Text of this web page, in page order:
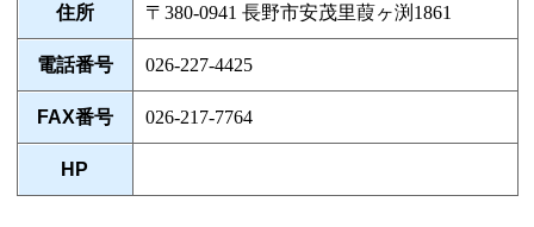
住所 〒380-0941 長野市安茂里葭ヶ渕1861
電話番号 026-227-4425
FAX番号 026-217-7764
HP